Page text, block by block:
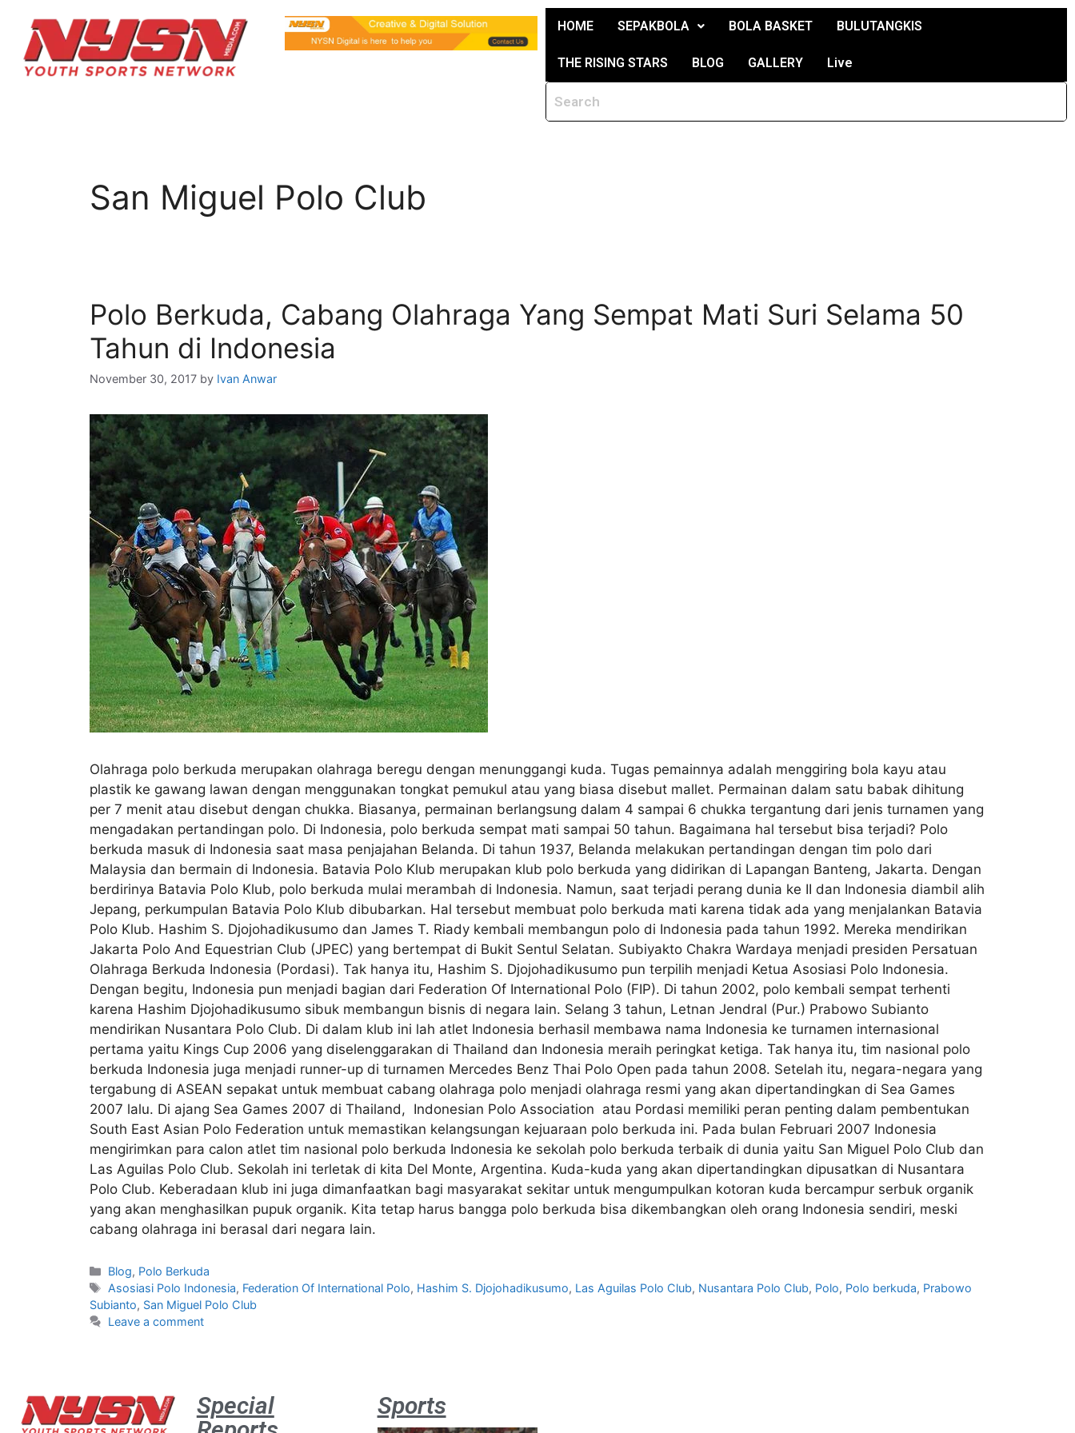
HOME SEPAKBOLA BOLA BASKET BULUTANGKIS
THE RISING STARS BLOG GALLERY Live
San Miguel Polo Club
Polo Berkuda, Cabang Olahraga Yang Sempat Mati Suri Selama 50
Tahun di Indonesia
November 30, 2017 by Ivan Anwar
Olahraga polo berkuda merupakan olahraga beregu dengan menunggangi kuda. Tugas pemainnya adalah menggiring bola kayu atau
plastik ke gawang lawan dengan menggunakan tongkat pemukul atau yang biasa disebut mallet. Permainan dalam satu babak dihitung
per 7 menit atau disebut dengan chukka. Biasanya, permainan berlangsung dalam 4 sampai 6 chukka tergantung dari jenis turnamen yang
mengadakan pertandingan polo. Di Indonesia, polo berkuda sempat mati sampai 50 tahun. Bagaimana hal tersebut bisa terjadi? Polo
berkuda masuk di Indonesia saat masa penjajahan Belanda. Di tahun 1937, Belanda melakukan pertandingan dengan tim polo dari
Malaysia dan bermain di Indonesia. Batavia Polo Klub merupakan klub polo berkuda yang didirikan di Lapangan Banteng, Jakarta. Dengan
berdirinya Batavia Polo Klub, polo berkuda mulai merambah di Indonesia. Namun, saat terjadi perang dunia ke II dan Indonesia diambil alih
Jepang, perkumpulan Batavia Polo Klub dibubarkan. Hal tersebut membuat polo berkuda mati karena tidak ada yang menjalankan Batavia
Polo Klub. Hashim S. Djojohadikusumo dan James T. Riady kembali membangun polo di Indonesia pada tahun 1992. Mereka mendirikan
Jakarta Polo And Equestrian Club (JPEC) yang bertempat di Bukit Sentul Selatan. Subiyakto Chakra Wardaya menjadi presiden Persatuan
Olahraga Berkuda Indonesia (Pordasi). Tak hanya itu, Hashim S. Djojohadikusumo pun terpilih menjadi Ketua Asosiasi Polo Indonesia.
Dengan begitu, Indonesia pun menjadi bagian dari Federation Of International Polo (FIP). Di tahun 2002, polo kembali sempat terhenti
karena Hashim Djojohadikusumo sibuk membangun bisnis di negara lain. Selang 3 tahun, Letnan Jendral (Pur.) Prabowo Subianto
mendirikan Nusantara Polo Club. Di dalam klub ini lah atlet Indonesia berhasil membawa nama Indonesia ke turnamen internasional
pertama yaitu Kings Cup 2006 yang diselenggarakan di Thailand dan Indonesia meraih peringkat ketiga. Tak hanya itu, tim nasional polo
berkuda Indonesia juga menjadi runner-up di turnamen Mercedes Benz Thai Polo Open pada tahun 2008. Setelah itu, negara-negara yang
tergabung di ASEAN sepakat untuk membuat cabang olahraga polo menjadi olahraga resmi yang akan dipertandingkan di Sea Games
2007 lalu. Di ajang Sea Games 2007 di Thailand, Indonesian Polo Association atau Pordasi memiliki peran penting dalam pembentukan
South East Asian Polo Federation untuk memastikan kelangsungan kejuaraan polo berkuda ini. Pada bulan Februari 2007 Indonesia
mengirimkan para calon atlet tim nasional polo berkuda Indonesia ke sekolah polo berkuda terbaik di dunia yaitu San Miguel Polo Club dan
Las Aguilas Polo Club. Sekolah ini terletak di kita Del Monte, Argentina. Kuda-kuda yang akan dipertandingkan dipusatkan di Nusantara
Polo Club. Keberadaan klub ini juga dimanfaatkan bagi masyarakat sekitar untuk mengumpulkan kotoran kuda bercampur serbuk organik
yang akan menghasilkan pupuk organik. Kita tetap harus bangga polo berkuda bisa dikembangkan oleh orang Indonesia sendiri, meski
cabang olahraga ini berasal dari negara lain.
Blog, Polo Berkuda
Asosiasi Polo Indonesia, Federation Of International Polo, Hashim S. Djojohadikusumo, Las Aguilas Polo Club, Nusantara Polo Club, Polo, Polo berkuda, Prabowo
Subianto, San Miguel Polo Club
Leave a comment
Special
Sports